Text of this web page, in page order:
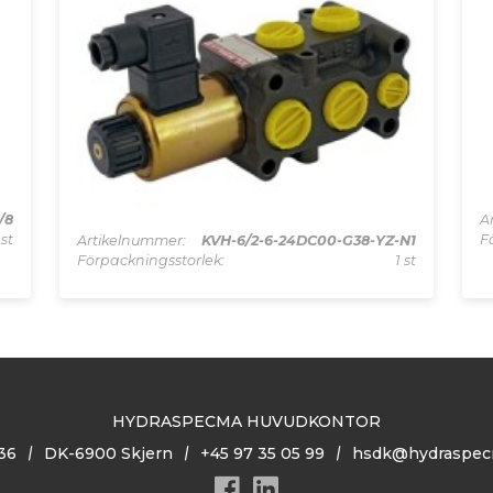
8
st Artikelnummer:
KVH-6/2-6-24DC00-G38-YZ-N1
Förpackningsstorlek:
1 st
HYDRASPECMA HUVUDKONTOR
DK-6900 Skjern +45 97 35 05 99